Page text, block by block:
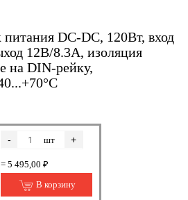
DC-DC, 120Вт, вход
12В/8.3А, изоляция
на DIN-рейку,
- шт +
= 5 495,00 ₽
В корзину